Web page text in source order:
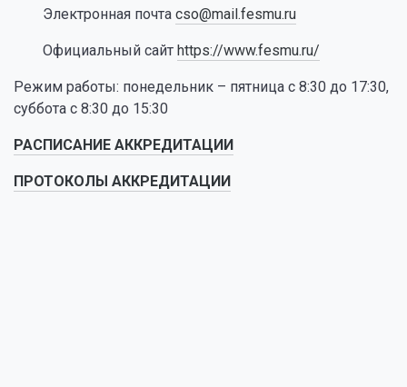
Электронная почта cso@mail.fesmu.ru
Официальный сайт https://www.fesmu.ru/
Режим работы: понедельник – пятница с 8:30 до 17:30,
суббота с 8:30 до 15:30
РАСПИСАНИЕ АККРЕДИТАЦИИ
ПРОТОКОЛЫ АККРЕДИТАЦИИ